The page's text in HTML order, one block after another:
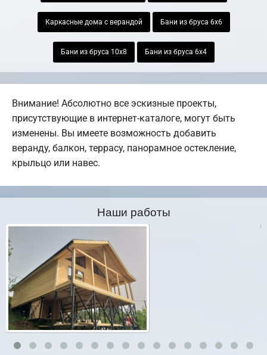
Каркасные дома с верандой Бани из бруса 6х6
Бани из бруса 10х8 Бани из бруса 6х4
Внимание! Абсолютно все эскизные проекты,
присутствующие в интернет-каталоге, могут быть
изменены. Вы имеете возможность добавить
веранду, балкон, террасу, панорамное остекление,
крыльцо или навес.
Наши работы